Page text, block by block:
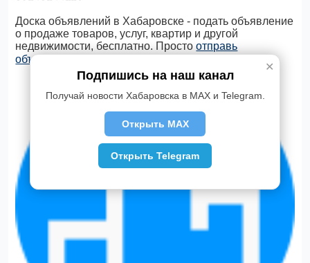
Доска объявлений в Хабаровске - подать объявление
о продаже товаров, услуг, квартир и другой
недвижимости, бесплатно. Простоотправь
объявление через ✆ Telegram
✕
Подпишись на наш канал
Получай новости Хабаровска в MAX и Telegram.
Открыть MAX
Открыть Telegram